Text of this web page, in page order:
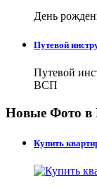
День
Путевой
Путевой
ВСП
Новые Фото в
Купить